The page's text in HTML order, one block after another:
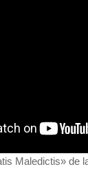
Maledictis» de